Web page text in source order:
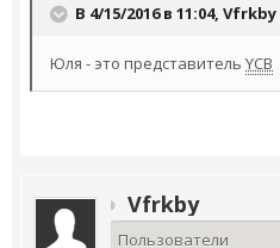
В 4/15/2016 в 11:04, Vfrkby
Юля - это представитель YCB
Vfrkby
Пользователи